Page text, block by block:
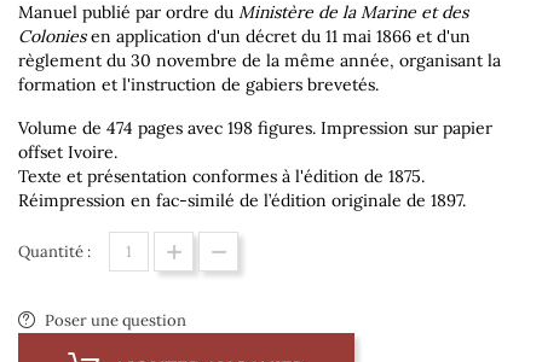
Manuel publié par ordre du Ministère de la Marine et des
Coloniesen application d'un décret du 11 mai 1866 et d'un
règlement du 30 novembre de la même année, organisant la
formation et l'instruction de gabiers brevetés.
Volume de 474 pages avec 198 figures. Impression sur papier
offset Ivoire.
Texte et présentation conformes à l'édition de 1875.
Réimpression en fac-similé de l’édition originale de 1897.
Quantité :
Poser une question